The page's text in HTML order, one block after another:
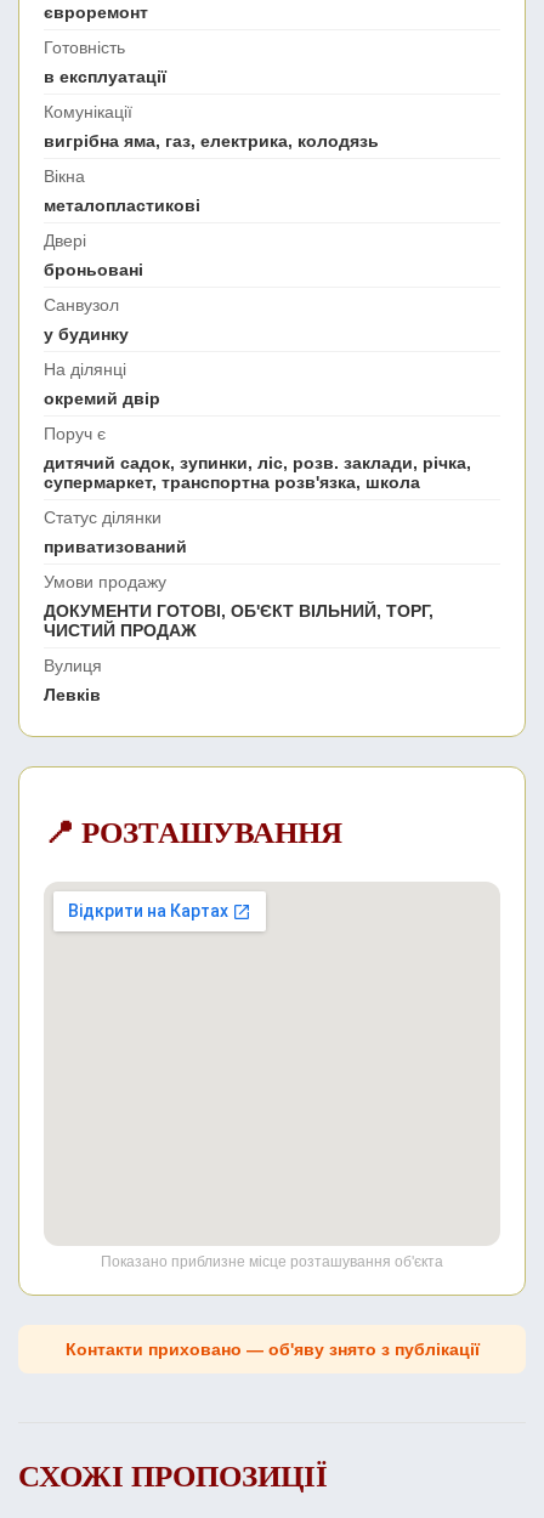
євроремонт
Готовність
в експлуатації
Комунікації
вигрібна яма, газ, електрика, колодязь
Вікна
металопластикові
Двері
броньовані
Санвузол
у будинку
На ділянці
окремий двір
Поруч є
дитячий садок, зупинки, ліс, розв. заклади, річка,
супермаркет, транспортна розв'язка, школа
Статус ділянки
приватизований
Умови продажу
ДОКУМЕНТИ ГОТОВІ, ОБ'ЄКТ ВІЛЬНИЙ, ТОРГ,
ЧИСТИЙ ПРОДАЖ
Вулиця
Левків
📍 РОЗТАШУВАННЯ
Показано приблизне місце розташування об'єкта
Контакти приховано — об'яву знято з публікації
СХОЖІ ПРОПОЗИЦІЇ